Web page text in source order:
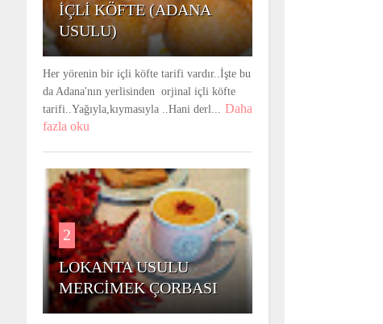
İÇLİ KÖFTE (ADANA
USULU)
Her yörenin bir içli köfte tarifi vardır..İşte bu
da Adana'nın yerlisinden orjinal içli köfte
tarifi..Yağıyla,kıymasıyla ..Hani derl... Daha
fazla oku
2
LOKANTA USULU
MERCİMEK ÇORBASI